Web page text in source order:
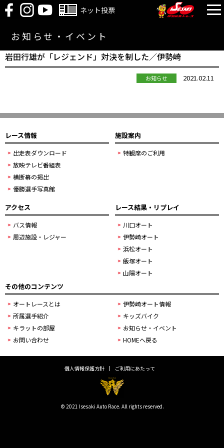
ネット投票
お知らせ・イベント
岩田行雄が「レジェンド」対決を制した／伊勢崎
お知らせ 2021.02.11
レース情報
出走表ダウンロード
放映テレビ番組表
横断幕の掲出
優勝選手写真館
施設案内
特観席のご利用
アクセス
バス情報
周辺施設・レジャー
レース結果・リプレイ
川口オート
伊勢崎オート
浜松オート
飯塚オート
山陽オート
その他のコンテンツ
オートレースとは
伊勢崎オート情報
所属選手紹介
キッズバイク
キラットの部屋
お知らせ・イベント
お問い合わせ
HOMEへ戻る
個人情報保護方針 ご利用にあたって
© 2021 Isesaki Auto Race. All rights reserved.